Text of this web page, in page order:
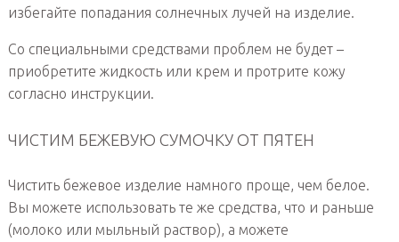
избегайте попадания солнечных лучей на изделие.
Со специальными средствами проблем не будет –
приобретите жидкость или крем и протрите кожу
согласно инструкции.
ЧИСТИМ БЕЖЕВУЮ СУМОЧКУ ОТ ПЯТЕН
Чистить бежевое изделие намного проще, чем белое.
Вы можете использовать те же средства, что и раньше
(молоко или мыльный раствор), а можете